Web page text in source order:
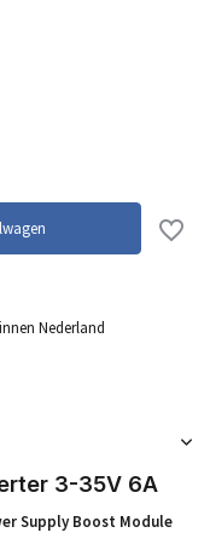
Nederland
3-35V 6A
Supply Boost Module